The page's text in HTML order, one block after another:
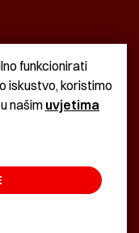
funkcionirati
iskustvo, koristimo
našim uvjetima